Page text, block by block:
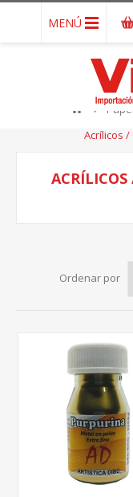
MENÚ
Acrílicos
Ordenar por